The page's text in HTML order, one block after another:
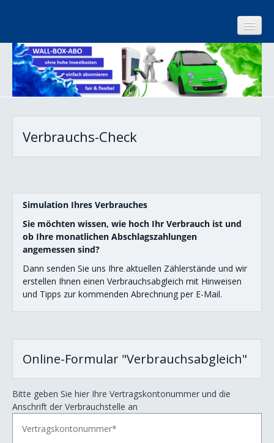
Start
Zahlungsweise ändern
Abschläge ändern
Verbrauchs-Check
AngerCard beantragen
Zählerstand melden
Verbrauchs-Check
Simulation Ihres Verbrauches
Sie möchten wissen, wie hoch Ihr Verbrauch ist und
ob Ihre monatlichen Abschlagszahlungen
angemessen sind?
Dann senden Sie uns Ihre aktuellen Zählerstände und wir
erstellen Ihnen einen Verbrauchsabgleich mit Hinweisen
und Tipps zur kommenden Abrechnung per E-Mail.
Online-Formular "Verbrauchsabgleich"
Bitte geben Sie hier Ihre Vertragskontonummer und die
Anschrift der Verbrauchstelle an